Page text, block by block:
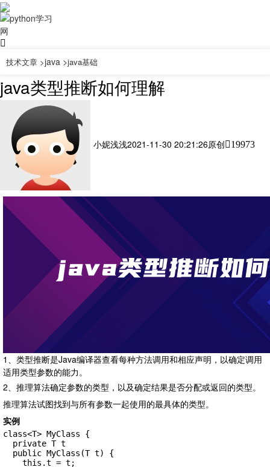
技术文章 >java >java基础
java类型推断如何理解
小妮浅浅2021-11-30 20:21:26原创 19973
1、类型推断是Java编译器查看每种方法调用和相应声明，以确定调用
适用类型参数的能力。
2、推理算法确定参数的类型，以及确定结果是否分配或返回的类型。
推理算法试图找到与所有参数一起使用的最具体的类型。
实例
class<T> MyClass {